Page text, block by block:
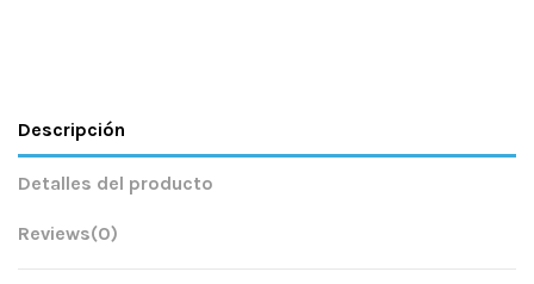
Descripción
Detalles del producto
Reviews(0)